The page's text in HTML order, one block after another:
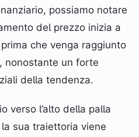
possiamo notare
del prezzo inizia a
che venga raggiunto
nonostante un forte
della tendenza.
verso l’alto della palla
sua traiettoria viene